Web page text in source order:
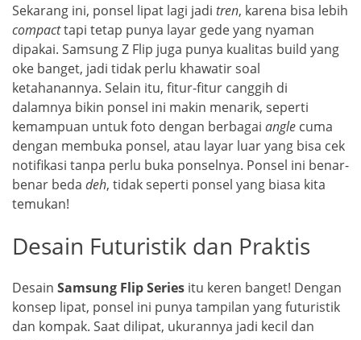
Sekarang ini, ponsel lipat lagi jadi tren, karena bisa lebih
compacttapi tetap punya layar gede yang nyaman
dipakai. Samsung Z Flip juga punya kualitas build yang
oke banget, jadi tidak perlu khawatir soal
ketahanannya. Selain itu, fitur-fitur canggih di
dalamnya bikin ponsel ini makin menarik, seperti
kemampuan untuk foto dengan berbagai angle cuma
dengan membuka ponsel, atau layar luar yang bisa cek
notifikasi tanpa perlu buka ponselnya. Ponsel ini benar-
benar beda deh, tidak seperti ponsel yang biasa kita
temukan!
Desain Futuristik dan Praktis
Desain Samsung Flip Series itu keren banget! Dengan
konsep lipat, ponsel ini punya tampilan yang futuristik
dan kompak. Saat dilipat, ukurannya jadi kecil dan